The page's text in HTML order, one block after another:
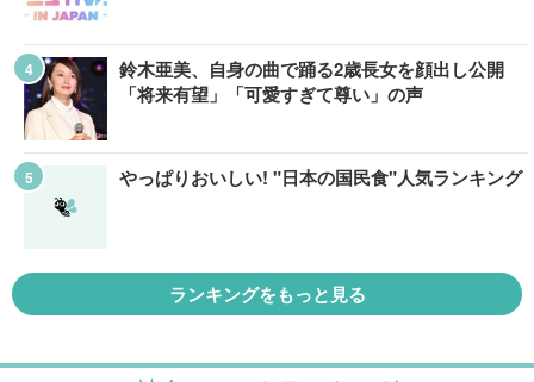
鈴木亜美、自身の曲で踊る2歳長女を顔出し公開
「将来有望」「可愛すぎて尊い」の声
やっぱりおいしい! "日本の国民食"人気ランキング
ランキングをもっと見る